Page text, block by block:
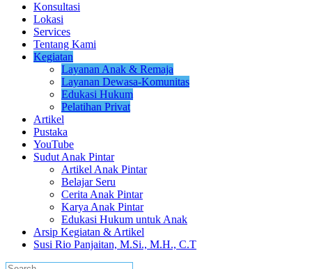
Konsultasi
Lokasi
Services
Tentang Kami
Kegiatan
Layanan Anak & Remaja
Layanan Dewasa-Komunitas
Edukasi Hukum
Pelatihan Privat
Artikel
Pustaka
YouTube
Sudut Anak Pintar
Artikel Anak Pintar
Belajar Seru
Cerita Anak Pintar
Karya Anak Pintar
Edukasi Hukum untuk Anak
Arsip Kegiatan & Artikel
Susi Rio Panjaitan, M.Si., M.H., C.T